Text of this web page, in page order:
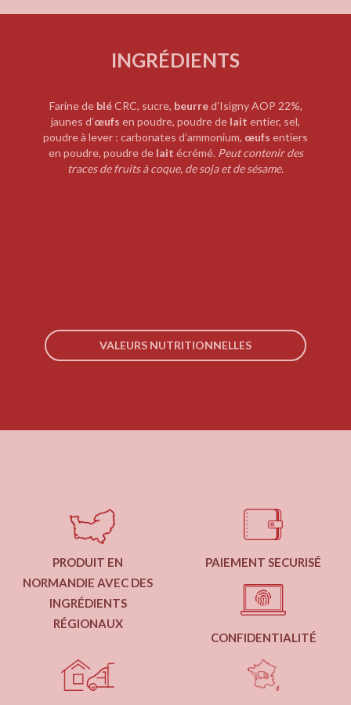
INGRÉDIENTS
Farine de bléCRC, sucre, beurred’Isigny AOP 22%,
jaunes d’œufs en poudre, poudre de lait entier, sel,
poudre à lever : carbonates d’ammonium, œufs entiers
en poudre, poudre de lait écrémé. Peut contenir des
traces de fruits à coque, de soja et de sésame.
VALEURS NUTRITIONNELLES
PRODUIT EN
NORMANDIE AVEC DES
INGRÉDIENTS
RÉGIONAUX
PAIEMENT SECURISÉ
CONFIDENTIALITÉ